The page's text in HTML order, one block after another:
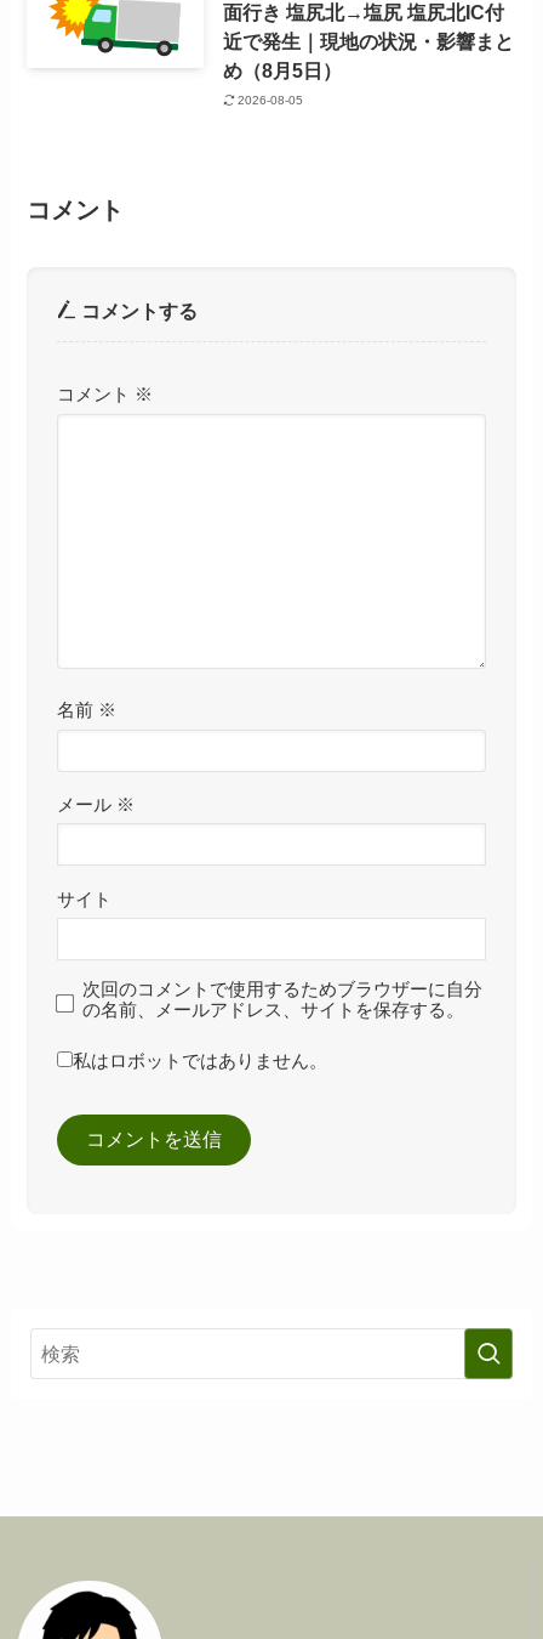
面行き 塩尻北→塩尻 塩尻北IC付
近で発生｜現地の状況・影響まと
め（8月5日）
2026-08-05
コメント
コメントする
コメント ※
名前 ※
メール ※
サイト
次回のコメントで使用するためブラウザーに自分
の名前、メールアドレス、サイトを保存する。
私はロボットではありません。